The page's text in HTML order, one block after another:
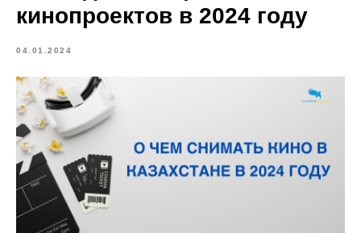
кинопроектов в 2024 году
04.01.2024